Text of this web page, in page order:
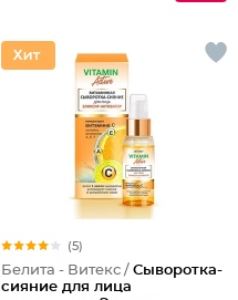
(5)
Белита - Витекс / Сыворотка-
сияние для лица